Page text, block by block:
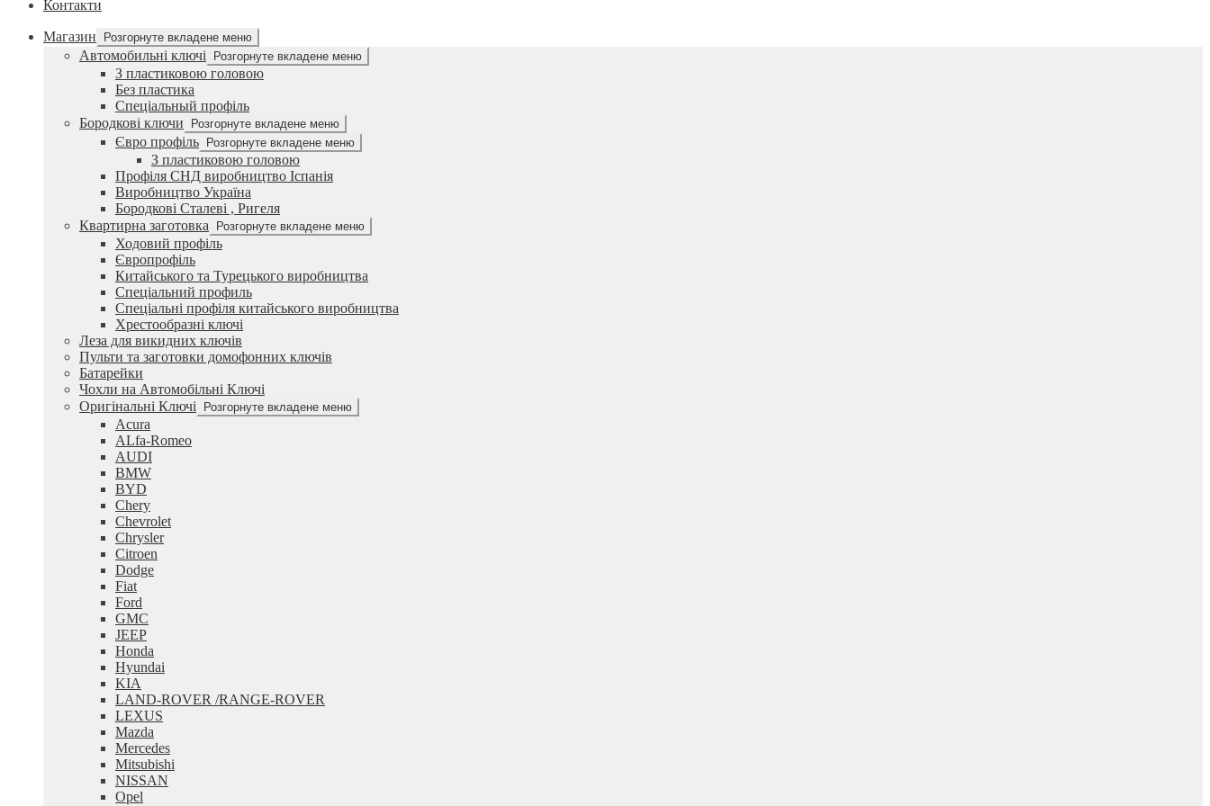
Контакти
Магазин Розгорнуте вкладене меню
Автомобильні ключі Розгорнуте вкладене меню
З пластиковою головою
Без пластика
Спеціальный профіль
Бородкові ключи
Розгорнуте вкладене меню
Євро профіль Розгорнуте вкладене меню
З пластиковою головою
Профіля СНД виробництво Іспанія
Виробництво Україна
Бородкові Сталеві , Ригеля
Квартирна заготовка
Розгорнуте вкладене меню
Ходовий профіль
Європрофіль
Китайського та Турецького виробництва
Спеціальний профиль
Спеціальні профіля китайського виробництва
Хрестообразні ключі
Леза для викидних ключів
Пульти та заготовки домофонних ключів
Батарейки
Чохли на Автомобільні Ключі
Оригінальні Ключі
Розгорнуте вкладене меню
Acura
ALfa-Romeo
AUDI
BMW
BYD
Chery
Chevrolet
Chrysler
Citroen
Dodge
Fiat
Ford
GMC
JEEP
Honda
Hyundai
KIA
LAND-ROVER /RANGE-ROVER
LEXUS
Mazda
Mercedes
Mitsubishi
NISSAN
Opel